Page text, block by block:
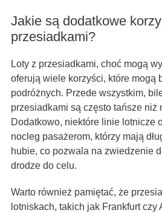
Jakie są dodatkowe
przesiadkami?
Loty z przesiadkami, choć mogą
oferują wiele korzyści, które mogą
podróżnych. Przede wszystkim,
przesiadkami są często tańsze niż
Dodatkowo, niektóre linie lotnicze
nocleg pasażerom, którzy mają
hubie, co pozwala na zwiedzenie
drodze do celu.
Warto również pamiętać, że
lotniskach, takich jak Frankfurt czy